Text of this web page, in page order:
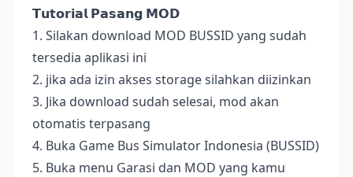
𝗧𝘂𝘁𝗼𝗿𝗶𝗮𝗹 𝗣𝗮𝘀𝗮𝗻𝗴 𝗠𝗢𝗗
1. Silakan download MOD BUSSID yang sudah
tersedia aplikasi ini
2. jika ada izin akses storage silahkan diizinkan
3. Jika download sudah selesai, mod akan
otomatis terpasang
4. Buka Game Bus Simulator Indonesia (BUSSID)
5. Buka menu Garasi dan MOD yang kamu